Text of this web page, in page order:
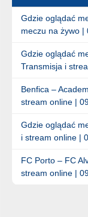
Gdzie oglądać
meczu na żywo |
Gdzie oglądać
Transmisja i
Benfica –
stream online |
Gdzie oglądać
i stream online |
FC Porto – FC
stream online |